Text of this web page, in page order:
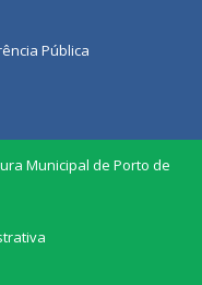
Pública
Municipal de Porto de